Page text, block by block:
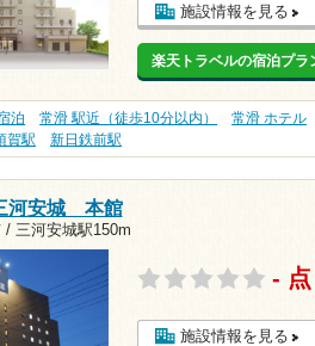
施設情報を見る
楽天トラベルの宿泊プラ
泊 常滑 駅近（徒歩10分以内） 常滑 ホテル
賀駅
新日鉄前駅
河安城 本館
/ 三河安城駅150m
- 点
施設情報を見る